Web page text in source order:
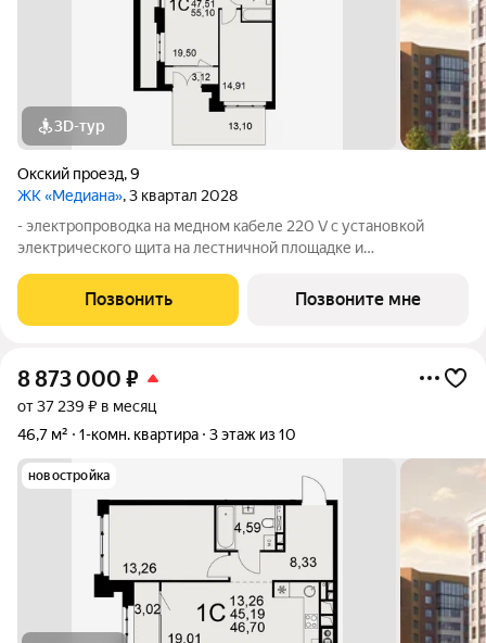
3D-тур
Окский проезд,9
ЖК «Медиана», 3 квартал 2028
- электропроводка на медном кабеле 220 V с установкой
электрического щита на лестничной площадке и
стен, кроме стен лоджий, откосов дверных и оконных
проемов, ниш прохождения стояков
Позвонить Позвоните мне
8 873 000 ₽
от 37 239 ₽ в месяц
46,7 м²
1-комн. квартира 3 этаж из 10
новостройка